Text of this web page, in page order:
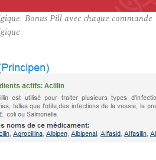
Bonus Pill avec chaque commande